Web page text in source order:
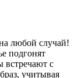
любой случай!
подгонят
встречают с
учитывая